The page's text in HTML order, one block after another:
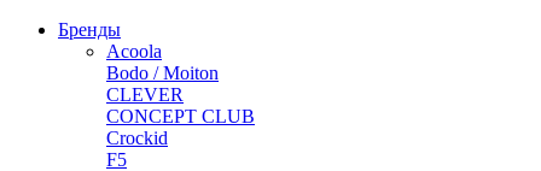
Бренды
Acoola
Bodo / Moiton
CLEVER
CONCEPT CLUB
Crockid
F5